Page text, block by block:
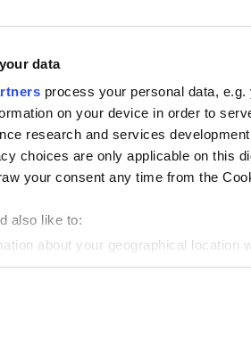
data
process your personal data,
on your device in order to
research and services
choices are only applicable on this
your consent any time from the
also like to:
about your geographical
by actively scanning it for
า